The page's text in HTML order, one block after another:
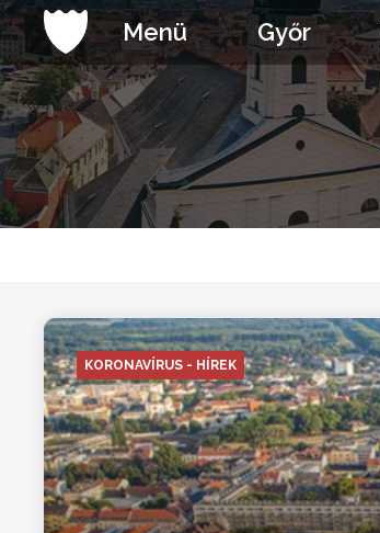
Ugrás
a
tartalomhoz
Menü Győr
KORONAVÍRUS - HÍREK